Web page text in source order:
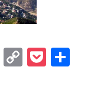
RedditCopyPocket